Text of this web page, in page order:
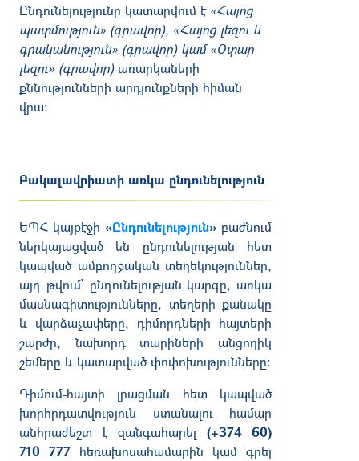
Ընդունելությունը կատարվում է «Հայոց
պատմություն» (գրավոր), «Հայոց լեզու և
գրականություն» (գրավոր) կամ «Օտար
լեզու» (գրավոր)առարկաների
քննությունների արդյունքների հիման
վրա:
Բակալավրիատի առկա ընդունելություն
ԵՊՀ կայքէջի «Ընդունելություն» բաժնում
ներկայացված են ընդունելության հետ
կապված ամբողջական տեղեկություններ,
այդ թվում՝ ընդունելության կարգը, առկա
մասնագիտությունները, տեղերի քանակը
և վարձաչափերը, դիմորդների հայտերի
շարժը, նախորդ տարիների անցողիկ
շեմերը և կատարված փոփոխությունները։
Դիմում-հայտի լրացման հետ կապված
խորհրդատվություն ստանալու համար
անհրաժեշտ է զանգահարել (+374 60)
710 777 հեռախոսահամարին կամ գրել